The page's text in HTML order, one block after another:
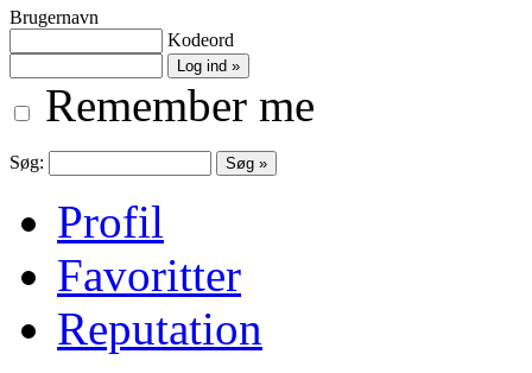
Brugernavn
Kodeord
Remember me
Søg:
Profil
Favoritter
Reputation